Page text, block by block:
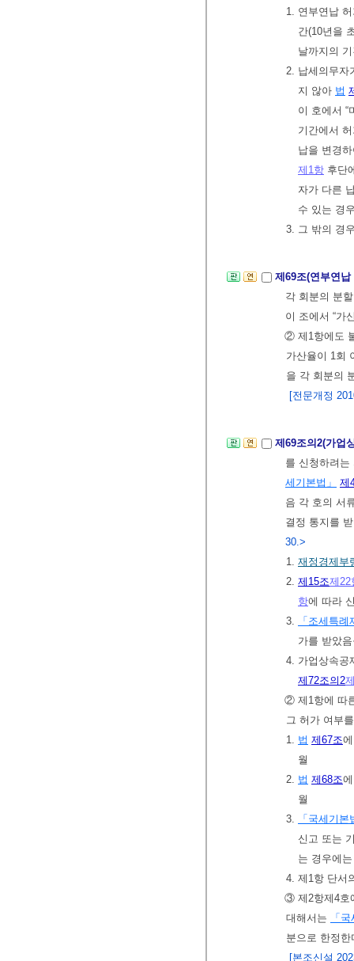
1. 연부연납
간(10년을
날까지의
2. 납세의무자
지 않아 법
이 호에서 “
기간에서
납을 변경
제1항 후단
자가 다른
수 있는 경
3. 그 밖의 경
제69조(연부연
각 회분의 분
이 조에서 “가
② 제1항에도
가산율이 1회
을 각 회분의
[전문개정
제69조의2(가업
를 신청하려
세기본법」
제
음 각 호의 서
결정 통지를
30.>
1. 재정경제부
2. 제15조제22
항에 따라
3.
「조세특
가를 받았
4. 가업상속공
제72조의2
② 제1항에 따
그 허가 여부
1. 법 제67조
월
2. 법 제68조
월
3.
「국세기본
신고 또는
는 경우에
4. 제1항 단서
③ 제2항제4호
대해서는
「
분으로 한정
[본조신설